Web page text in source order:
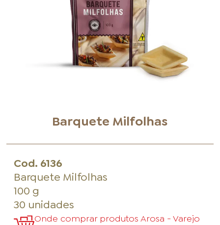
EMPRESA
Barquete Milfolhas
Cod. 6136
Barquete Milfolhas
100 g
30 unidades
Onde comprar produtos Arosa - Varejo